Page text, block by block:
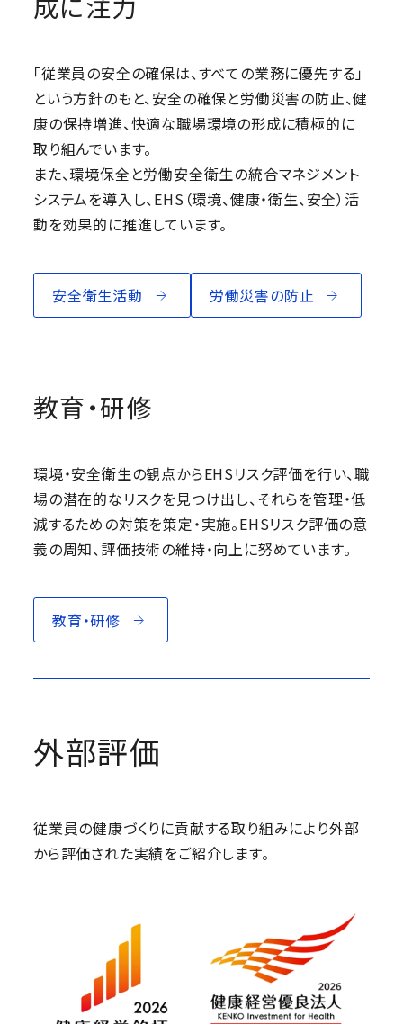
「従業員の安全の確保は、すべての業務に優先する」
という方針のもと、安全の確保と労働災害の防止、健
康の保持増進、快適な職場環境の形成に積極的に
取り組んでいます。
また、環境保全と労働安全衛生の統合マネジメント
システムを導入し、EHS（環境、健康・衛生、安全）活
動を効果的に推進しています。
安全衛生活動 労働災害の防止
教育・研修
環境・安全衛生の観点からEHSリスク評価を行い、職
場の潜在的なリスクを見つけ出し、それらを管理・低
減するための対策を策定・実施。EHSリスク評価の意
義の周知、評価技術の維持・向上に努めています。
教育・研修
外部評価
従業員の健康づくりに貢献する取り組みにより外部
から評価された実績をご紹介します。